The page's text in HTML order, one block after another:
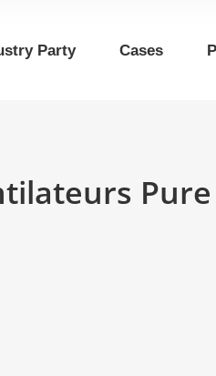
Party Cases
Pure